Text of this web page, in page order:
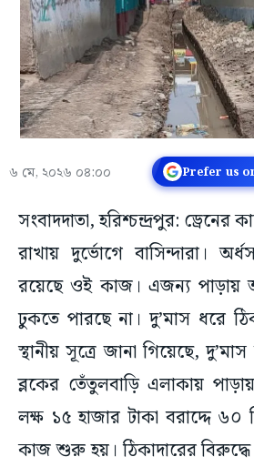
৬ মে, ২০২৬ ০৪:০০ Prefer us
সংবাদদাতা, হরিশ্চন্দ্রপুর: ড্রেনের
রাখায় দুর্ভোগে বাসিন্দারা।
রয়েছে ওই কাজ। এজন্য পাড়ায়
ঢুকতে পারছে না। দু’মাস ধরে
স্থানীয় সূত্রে জানা গিয়েছে,
ব্লকের তেঁতুলবাড়ি এলাকায়
লক্ষ ১৫ হাজার টাকা বরাদ্দে ৬০
কাজ শুরু হয়। ঠিকাদারের